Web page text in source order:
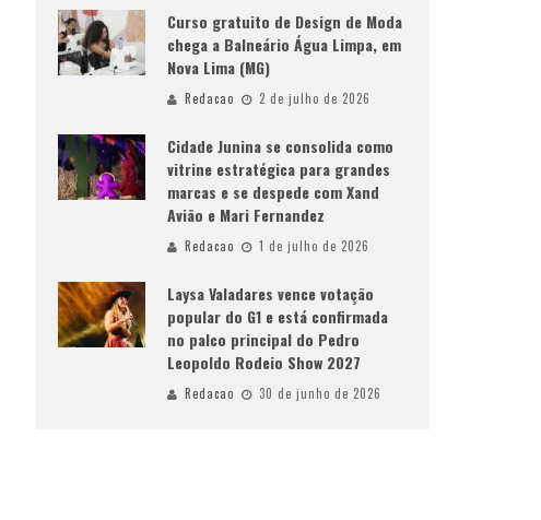
Curso gratuito de Design de Moda
chega a Balneário Água Limpa, em
Nova Lima (MG)
Redacao 2 de julho de 2026
Cidade Junina se consolida como
vitrine estratégica para grandes
marcas e se despede com Xand
Avião e Mari Fernandez
Redacao 1 de julho de 2026
Laysa Valadares vence votação
popular do G1 e está confirmada
no palco principal do Pedro
Leopoldo Rodeio Show 2027
Redacao 30 de junho de 2026